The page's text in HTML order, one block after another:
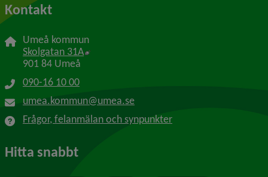
Kontakt
Umeå kommun
Skolgatan 31A Länk till annan webbplats, öppnas i nytt
901 84 Umeå
090-16 10 00
umea.kommun@umea.se
Frågor, felanmälan och synpunkter
Hitta snabbt